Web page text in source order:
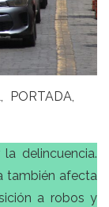
PORTADA
delincuencia.
también afecta
a robos y